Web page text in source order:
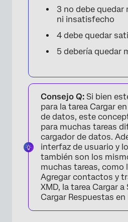
3 no debe
ni insatisfecho
4 debe quedar
5 debería quedar
Consejo Q: Si bien
para la tarea Cargar
de datos, este
para muchas tareas
cargador de datos.
interfaz de usuario y
también son los
muchas tareas, como
Agregar contactos y
XMD, la tarea Cargar a
Cargar Respuestas en